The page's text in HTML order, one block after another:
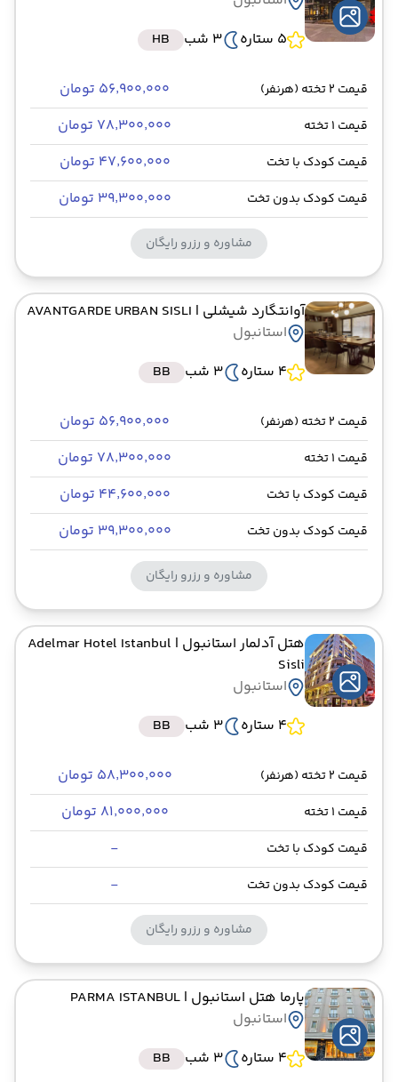
5 ستاره
3 شب HB
قیمت 2 تخته (هرنفر) ۵۶٬۹۰۰٬۰۰۰ تومان
قیمت 1 تخته ۷۸٬۳۰۰٬۰۰۰ تومان
قیمت کودک با تخت ۴۷٬۶۰۰٬۰۰۰ تومان
قیمت کودک بدون تخت ۳۹٬۳۰۰٬۰۰۰ تومان
مشاوره و رزرو رایگان
آوانتگارد شیشلی | AVANTGARDE URBAN SISLI
استانبول
4 ستاره
3 شب BB
قیمت 2 تخته (هرنفر) ۵۶٬۹۰۰٬۰۰۰ تومان
قیمت 1 تخته ۷۸٬۳۰۰٬۰۰۰ تومان
قیمت کودک با تخت ۴۴٬۶۰۰٬۰۰۰ تومان
قیمت کودک بدون تخت ۳۹٬۳۰۰٬۰۰۰ تومان
مشاوره و رزرو رایگان
هتل آدلمار استانبول | Adelmar Hotel Istanbul
Sisli
استانبول
4 ستاره
3 شب BB
قیمت 2 تخته (هرنفر) ۵۸٬۳۰۰٬۰۰۰ تومان
قیمت 1 تخته ۸۱٬۰۰۰٬۰۰۰ تومان
قیمت کودک با تخت -
قیمت کودک بدون تخت -
مشاوره و رزرو رایگان
پارما هتل استانبول | PARMA ISTANBUL
استانبول
4 ستاره
3 شب BB